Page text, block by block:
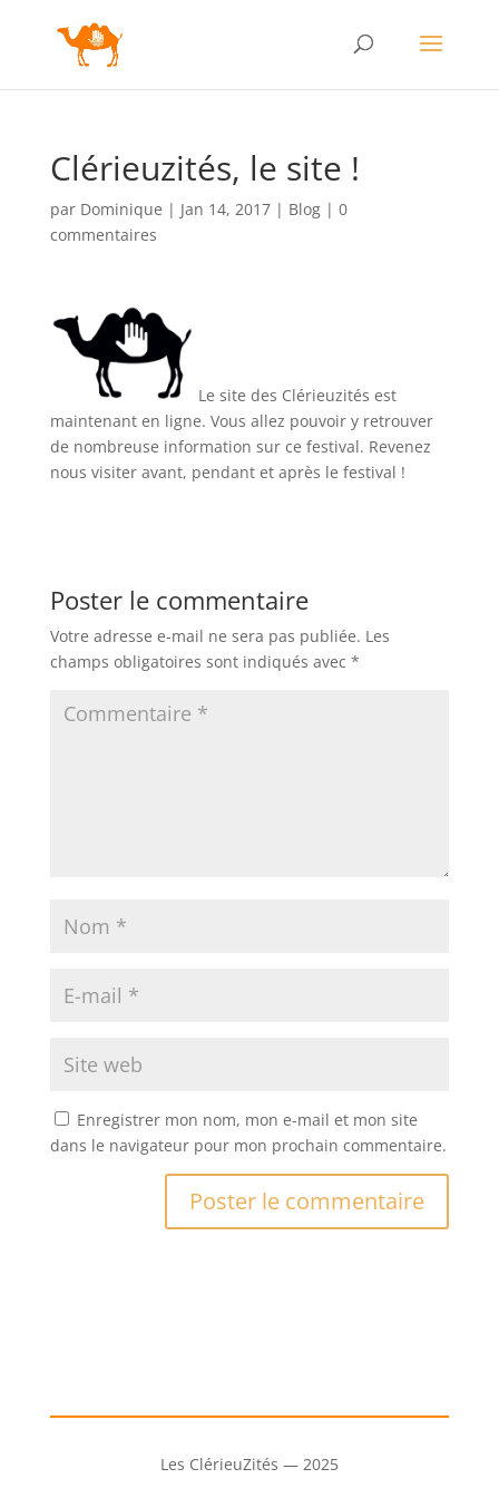
Clérieuzités, le site !
par Dominique | Jan 14, 2017| Blog| 0
commentaires
Le site des Clérieuzités est
maintenant en ligne. Vous allez pouvoir y retrouver
de nombreuse information sur ce festival. Revenez
nous visiter avant, pendant et après le festival !
Poster le commentaire
Votre adresse e-mail ne sera pas publiée. Les
champs obligatoires sont indiqués avec *
Enregistrer mon nom, mon e-mail et mon site
dans le navigateur pour mon prochain commentaire.
Les ClérieuZités — 2025